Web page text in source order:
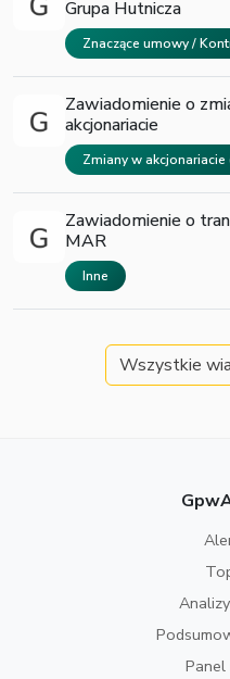
Grupa Hutnicza
Znaczące umowy /
Zawiadomienie o
akcjonariacie
Zmiany w
Zawiadomienie o
MAR
Inne
Wszystkie